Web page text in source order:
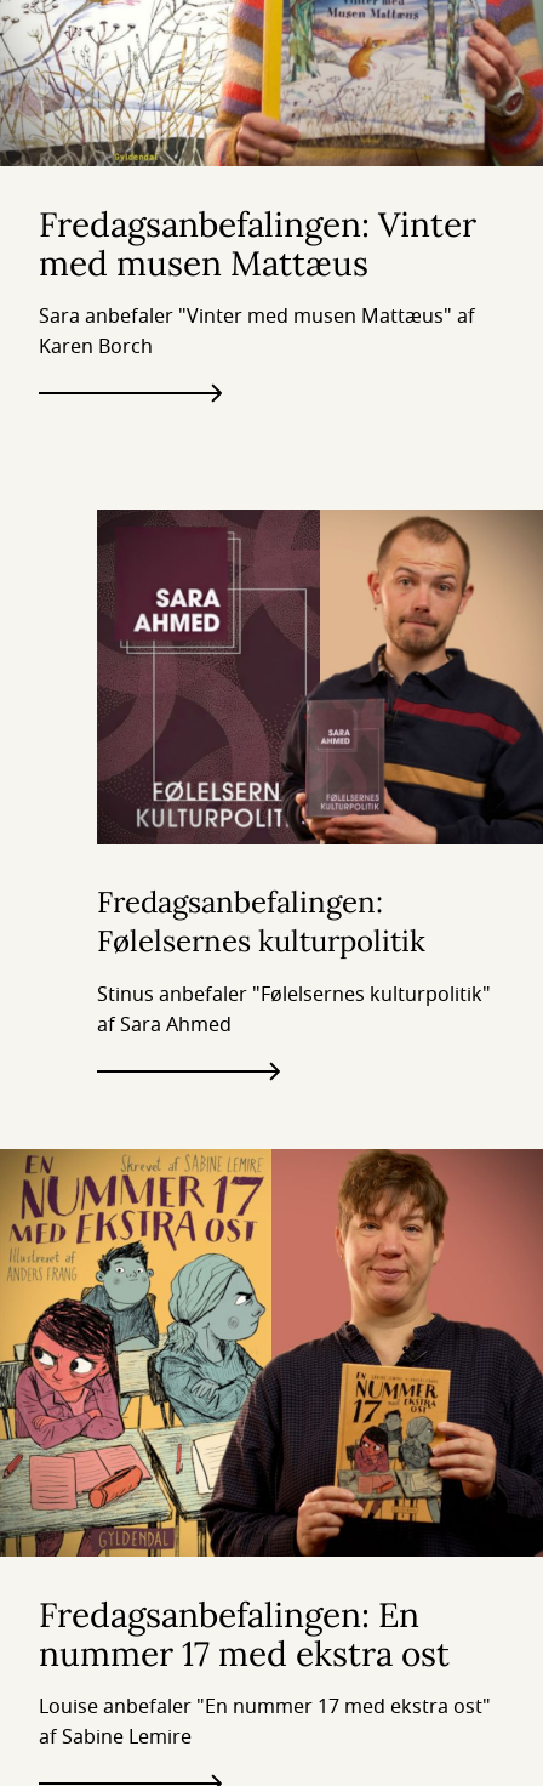
Fredagsanbefalingen: Vinter
med musen Mattæus
Sara anbefaler "Vinter med musen Mattæus" af
Karen Borch
Fredagsanbefalingen:
Følelsernes kulturpolitik
Stinus anbefaler "Følelsernes kulturpolitik"
af Sara Ahmed
Fredagsanbefalingen: En
nummer 17 med ekstra ost
Louise anbefaler "En nummer 17 med ekstra ost"
af Sabine Lemire